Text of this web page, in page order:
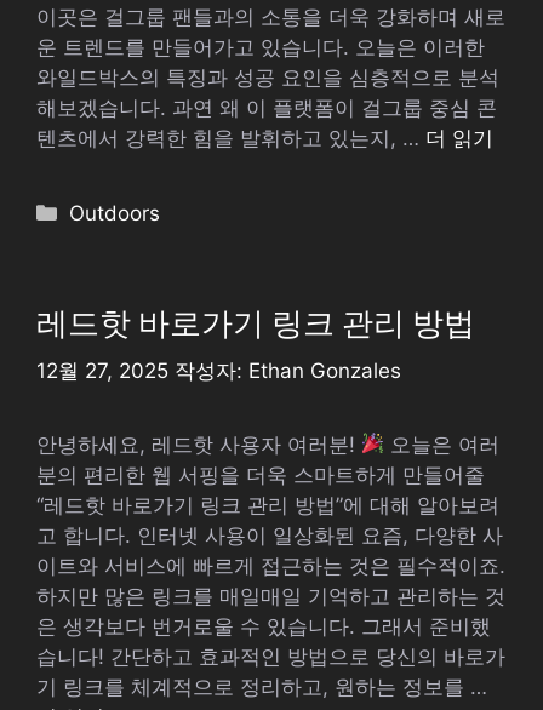
이곳은 걸그룹 팬들과의 소통을 더욱 강화하며 새로
운 트렌드를 만들어가고 있습니다. 오늘은 이러한
와일드박스의 특징과 성공 요인을 심층적으로 분석
해보겠습니다. 과연 왜 이 플랫폼이 걸그룹 중심 콘
텐츠에서 강력한 힘을 발휘하고 있는지, … 더 읽기
카
Outdoors
레드핫 바로가기 링크 관리 방법
12월 27, 2025 작성자: Ethan Gonzales
안녕하세요, 레드핫 사용자 여러분!
오늘은 여러
분의 편리한 웹 서핑을 더욱 스마트하게 만들어줄
“레드핫 바로가기 링크 관리 방법”에 대해 알아보려
고 합니다. 인터넷 사용이 일상화된 요즘, 다양한 사
이트와 서비스에 빠르게 접근하는 것은 필수적이죠.
하지만 많은 링크를 매일매일 기억하고 관리하는 것
은 생각보다 번거로울 수 있습니다. 그래서 준비했
습니다! 간단하고 효과적인 방법으로 당신의 바로가
기 링크를 체계적으로 정리하고, 원하는 정보를 …